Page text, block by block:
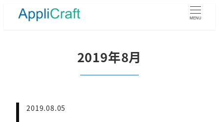
MENU
2019年8月
2019.08.05